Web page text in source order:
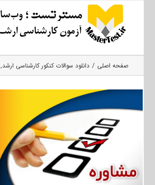
صفحه اصلی دانلود سوالات کنکور کارشناسی ارشد